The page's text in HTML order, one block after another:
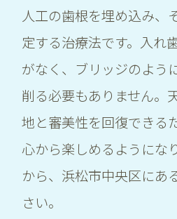
人工の歯根を埋め込み、
定する治療法です。入れ
がなく、ブリッジのよう
削る必要もありません。
地と審美性を回復できる
心から楽しめるようにな
から、浜松市中央区にあ
さい。